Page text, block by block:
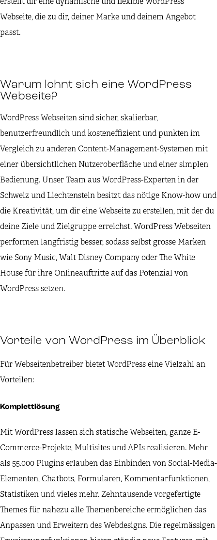
Webseite, die zu dir, deiner Marke und deinem Angebot
passt.
Warum lohnt sich eine WordPress
Webseite?
WordPress Webseiten sind sicher, skalierbar,
benutzerfreundlich und kosteneffizient und punkten im
Vergleich zu anderen Content-Management-Systemen mit
einer übersichtlichen Nutzeroberfläche und einer simplen
Bedienung. Unser Team aus WordPress-Experten in der
Schweiz und Liechtenstein besitzt das nötige Know-how und
die Kreativität, um dir eine Webseite zu erstellen, mit der du
deine Ziele und Zielgruppe erreichst. WordPress Webseiten
performen langfristig besser, sodass selbst grosse Marken
wie Sony Music, Walt Disney Company oder The White
House für ihre Onlineauftritte auf das Potenzial von
WordPress setzen.
Vorteile von WordPress im Überblick
Für Webseitenbetreiber bietet WordPress eine Vielzahl an
Vorteilen:
Komplettlösung
Mit WordPress lassen sich statische Webseiten, ganze E-
Commerce-Projekte, Multisites und APIs realisieren. Mehr
als 55.000 Plugins erlauben das Einbinden von Social-Media-
Elementen, Chatbots, Formularen, Kommentarfunktionen,
Statistiken und vieles mehr. Zehntausende vorgefertigte
Themes für nahezu alle Themenbereiche ermöglichen das
Anpassen und Erweitern des Webdesigns. Die regelmässigen